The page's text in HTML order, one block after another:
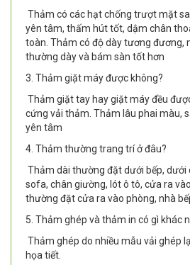
Thảm có các hạt chống trượt mặt
yên tâm, thấm hút tốt, dậm chân
toàn. Thảm có độ dày tương đương,
thường dày và bám sàn tốt hơn
3. Thảm giặt máy được không?
Thảm giặt tay hay giặt máy đều
cứng vải thảm. Thảm lâu phai màu,
yên tâm
4. Thảm thường trang trí ở đâu?
Thảm dài thường đặt dưới bếp, dưới
sofa, chân giường, lót ô tô, cửa ra
thường đặt cửa ra vào phòng, nhà
5. Thảm ghép và thảm in có gì khác
Thảm ghép do nhiều mẫu vải ghép
họa tiết.